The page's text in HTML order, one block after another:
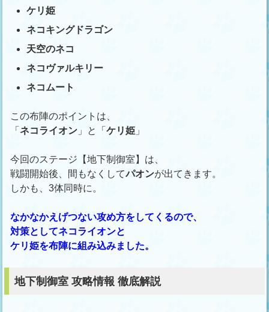
ケリ姫
ネコキングドラゴン
天空のネコ
ネコヴァルキリー
ネコムート
この布陣のポイントは、
「ネコライオン 」と「ケリ姫 」
今回のステージ【地下制御室】は、
戦闘開始後、間もなくしてパオンが出てきます。
しかも、3体同時に。
なかなかえげつない攻め方をしてくるので、
対策としてネコライオンと
ケリ姫を布陣に組み込みました。
地下制御室 攻略情報 徹底解説